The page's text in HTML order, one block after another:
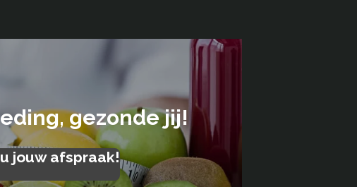
gezonde jij!
jouw afspraak!